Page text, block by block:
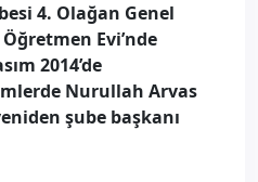
4. Olağan Genel
Evi’nde
2014’de
Nurullah Arvas
şube başkanı